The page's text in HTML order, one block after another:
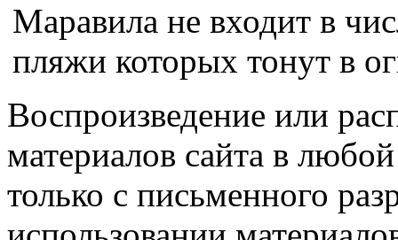
Маравила не входит в
пляжи которых тонут в
Воспроизведение или
материалов сайта в
только с письменного